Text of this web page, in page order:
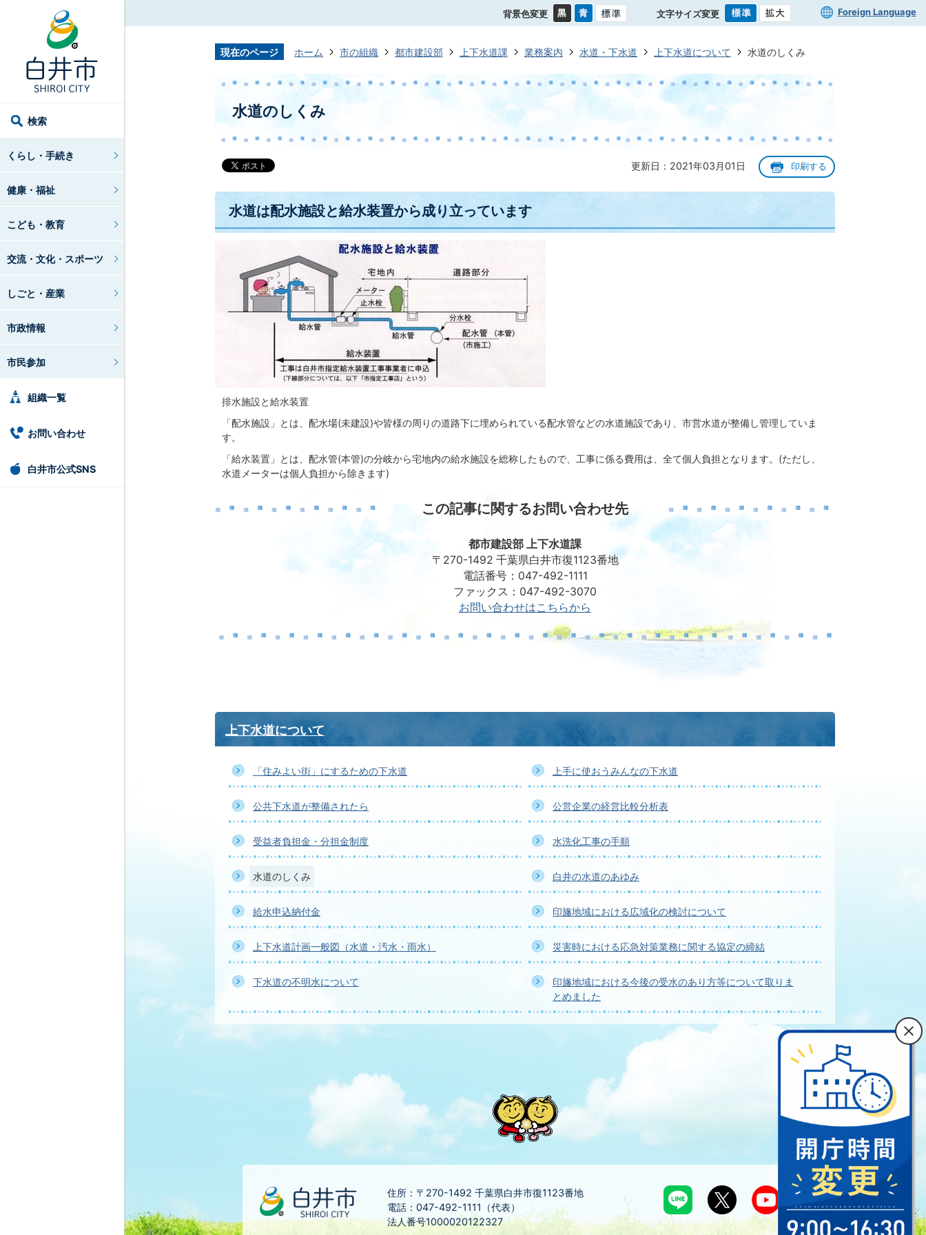
検索
くらし・手続き
健康・福祉
こども・教育
交流・文化・スポーツ
しごと・産業
市政情報
市民参加
組織一覧
お問い合わせ
白井市公式SNS
背景色変更 文字サイズ変更 Foreign Language
現在のページ ホーム 市の組織 都市建設部 上下水道課 業務案内 水道・下水道 上下水道について 水道のしくみ
水道のしくみ
更新日：2021年03月01日 印刷する
水道は配水施設と給水装置から成り立っています
排水施設と給水装置
「配水施設」とは、配水場(未建設)や皆様の周りの道路下に埋められている配水管などの水道施設であり、市営水道が整備し管理していま
す。
「給水装置」とは、配水管(本管)の分岐から宅地内の給水施設を総称したもので、工事に係る費用は、全て個人負担となります。(ただし、
水道メーターは個人負担から除きます)
この記事に関するお問い合わせ先
都市建設部 上下水道課
〒270-1492 千葉県白井市復1123番地
電話番号：047-492-1111
ファックス：047-492-3070
お問い合わせはこちらから
上下水道について
「住みよい街」にするための下水道 上手に使おうみんなの下水道
公共下水道が整備されたら 公営企業の経営比較分析表
受益者負担金・分担金制度 水洗化工事の手順
水道のしくみ 白井の水道のあゆみ
給水申込納付金 印旛地域における広域化の検討について
上下水道計画一般図（水道・汚水・雨水） 災害時における応急対策業務に関する協定の締結
下水道の不明水について
印旛地域における今後の受水のあり方等について取りま
とめました
住所：〒270-1492 千葉県白井市復1123番地
電話：047-492-1111（代表）
法人番号1000020122327